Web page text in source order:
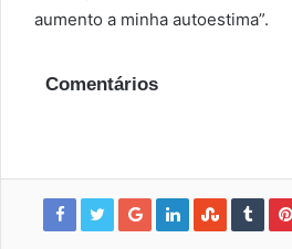
aumento a minha autoestima”.
Comentários